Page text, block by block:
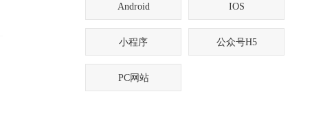
Android IOS
小程序 公众号H5
PC网站